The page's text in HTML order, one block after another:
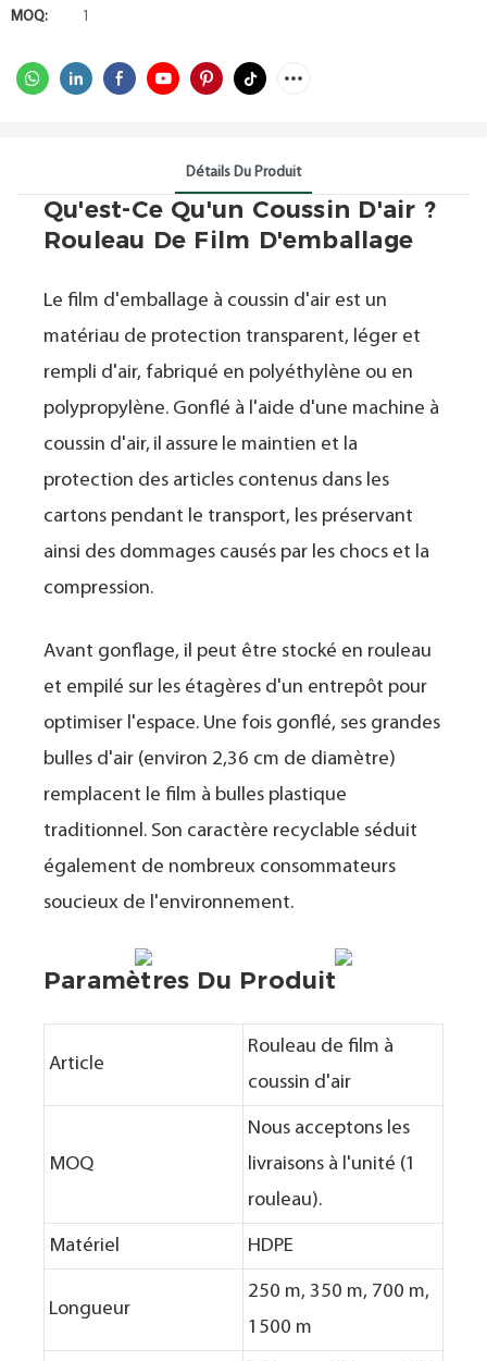
MOQ: 1
Détails Du Produit
Qu'est-Ce Qu'un Coussin D'air ?
Rouleau De Film D'emballage
Le film d'emballage à coussin d'air est un
matériau de protection transparent, léger et
rempli d'air, fabriqué en polyéthylène ou en
polypropylène. Gonflé à l'aide d'une machine à
coussin d'air, il assure le maintien et la
protection des articles contenus dans les
cartons pendant le transport, les préservant
ainsi des dommages causés par les chocs et la
compression.
Avant gonflage, il peut être stocké en rouleau
et empilé sur les étagères d'un entrepôt pour
optimiser l'espace. Une fois gonflé, ses grandes
bulles d'air (environ 2,36 cm de diamètre)
remplacent le film à bulles plastique
traditionnel. Son caractère recyclable séduit
également de nombreux consommateurs
soucieux de l'environnement.
Paramètres Du Produit
Article
Rouleau de film à
coussin d'air
MOQ
Nous acceptons les
livraisons à l'unité (1
rouleau).
Matériel HDPE
Longueur
250 m, 350 m, 700 m,
1500 m